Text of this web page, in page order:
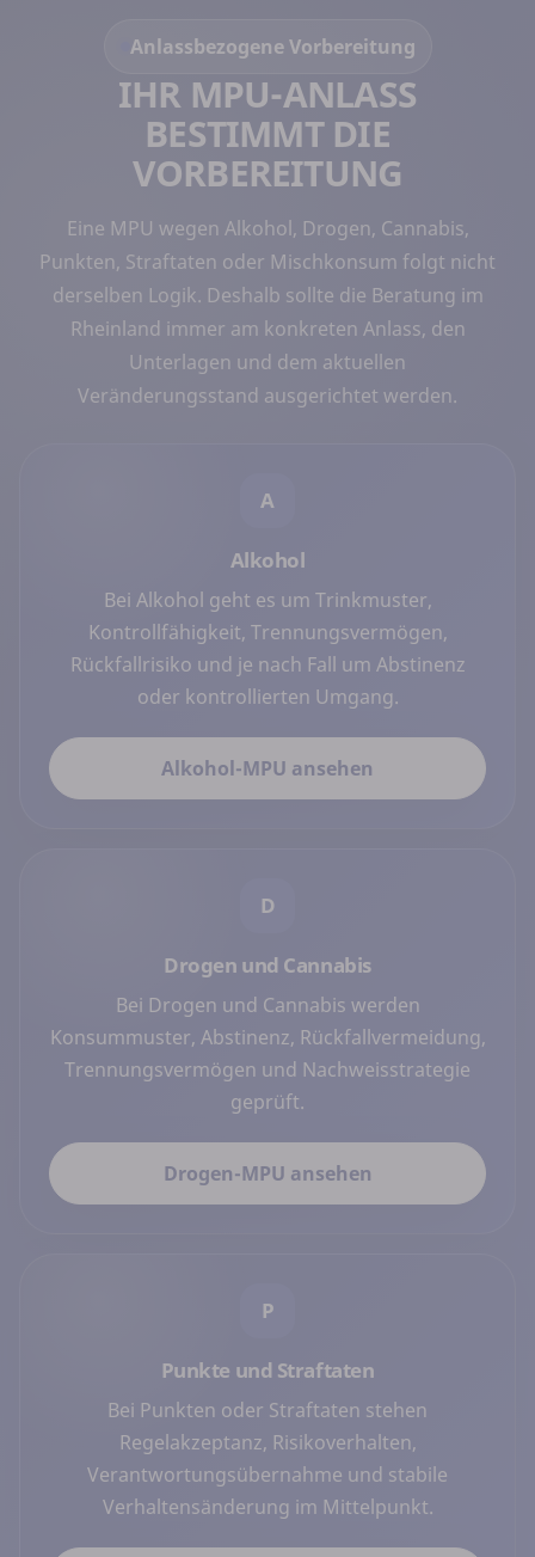
Anlassbezogene Vorbereitung
IHR MPU-ANLASS
BESTIMMT DIE
VORBEREITUNG
Eine MPU wegen Alkohol, Drogen, Cannabis,
Punkten, Straftaten oder Mischkonsum folgt nicht
derselben Logik. Deshalb sollte die Beratung im
Rheinland immer am konkreten Anlass, den
Unterlagen und dem aktuellen
Veränderungsstand ausgerichtet werden.
A
Alkohol
Bei Alkohol geht es um Trinkmuster,
Kontrollfähigkeit, Trennungsvermögen,
Rückfallrisiko und je nach Fall um Abstinenz
oder kontrollierten Umgang.
Alkohol-MPU ansehen
D
Drogen und Cannabis
Bei Drogen und Cannabis werden
Konsummuster, Abstinenz, Rückfallvermeidung,
Trennungsvermögen und Nachweisstrategie
geprüft.
Drogen-MPU ansehen
P
Punkte und Straftaten
Bei Punkten oder Straftaten stehen
Regelakzeptanz, Risikoverhalten,
Verantwortungsübernahme und stabile
Verhaltensänderung im Mittelpunkt.